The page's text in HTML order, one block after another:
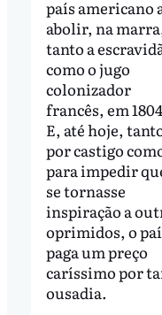
país americano
abolir, na
tanto a
como o jugo
colonizador
francês, em
E, até hoje,
por castigo
para impedir
se tornasse
inspiração a
oprimidos, o
paga um preço
caríssimo por
ousadia.